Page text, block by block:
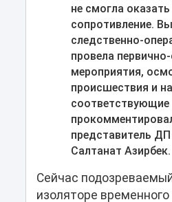
не смогла
сопротивление.
следственно-
провела
мероприятия,
происшествия и
соответствующие
представитель
Салтанат Азирбек.
Сейчас
изоляторе